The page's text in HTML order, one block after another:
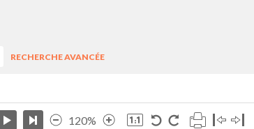
RECHERCHE AVANCÉE
120%